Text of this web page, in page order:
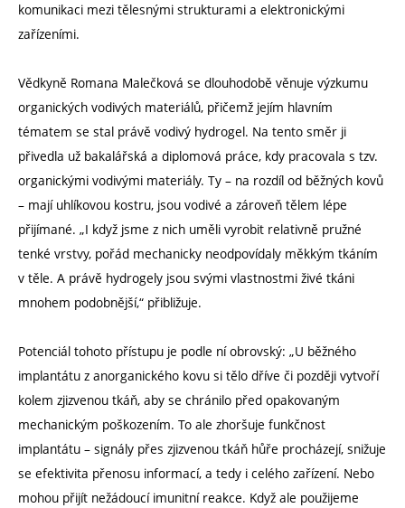
komunikaci mezi tělesnými strukturami a elektronickými
zařízeními.
Vědkyně Romana Malečková se dlouhodobě věnuje výzkumu
organických vodivých materiálů, přičemž jejím hlavním
tématem se stal právě vodivý hydrogel. Na tento směr ji
přivedla už bakalářská a diplomová práce, kdy pracovala s tzv.
organickými vodivými materiály. Ty – na rozdíl od běžných kovů
– mají uhlíkovou kostru, jsou vodivé a zároveň tělem lépe
přijímané. „I když jsme z nich uměli vyrobit relativně pružné
tenké vrstvy, pořád mechanicky neodpovídaly měkkým tkáním
v těle. A právě hydrogely jsou svými vlastnostmi živé tkáni
mnohem podobnější,“ přibližuje.
Potenciál tohoto přístupu je podle ní obrovský: „U běžného
implantátu z anorganického kovu si tělo dříve či později vytvoří
kolem zjizvenou tkáň, aby se chránilo před opakovaným
mechanickým poškozením. To ale zhoršuje funkčnost
implantátu – signály přes zjizvenou tkáň hůře procházejí, snižuje
se efektivita přenosu informací, a tedy i celého zařízení. Nebo
mohou přijít nežádoucí imunitní reakce. Když ale použijeme